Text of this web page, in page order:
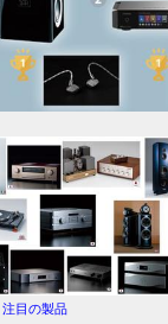
目の製品